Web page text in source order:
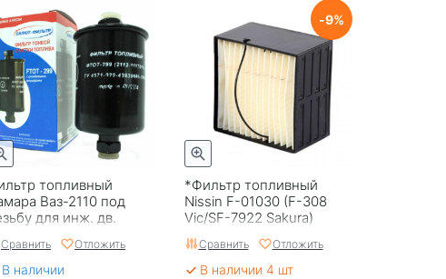
топливный
Ваз-2110 под
для инж. дв.
Сравнить Отложить
В наличии
*Фильтр топливный
Nissin F-01030 (F-308
Vic/SF-7922 Sakura)
9
Сравнить Отложить
В наличии 4 шт